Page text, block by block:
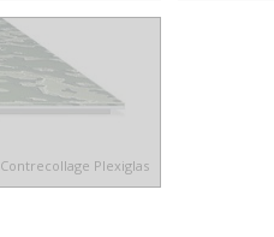
Contrecollage Plexiglas